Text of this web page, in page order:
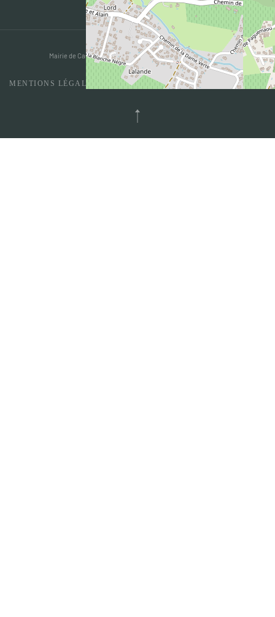
Mairie de Camblanes et Meynac @ 2019 - Tous droits réservés
MENTIONS LÉGALES